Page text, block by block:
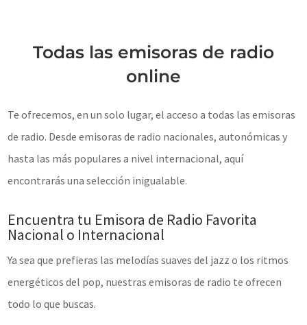
Todas las emisoras de radio
online
Te ofrecemos, en un solo lugar, el acceso a todas las emisoras
de radio. Desde emisoras de radio nacionales, autonómicas y
hasta las más populares a nivel internacional, aquí
encontrarás una selección inigualable.
Encuentra tu Emisora de Radio Favorita
Nacional o Internacional
Ya sea que prefieras las melodías suaves del jazz o los ritmos
energéticos del pop, nuestras emisoras de radio te ofrecen
todo lo que buscas.